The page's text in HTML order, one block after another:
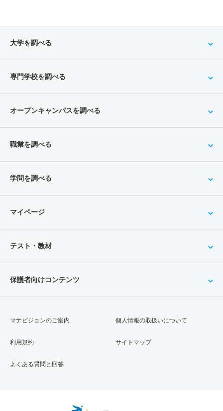
大学を調べる
専門学校を調べる
オープンキャンパスを調べる
職業を調べる
学問を調べる
マイページ
テスト・教材
保護者向けコンテンツ
マナビジョンのご案内
利用規約
よくある質問と回答
個人情報の取扱いについて
サイトマップ